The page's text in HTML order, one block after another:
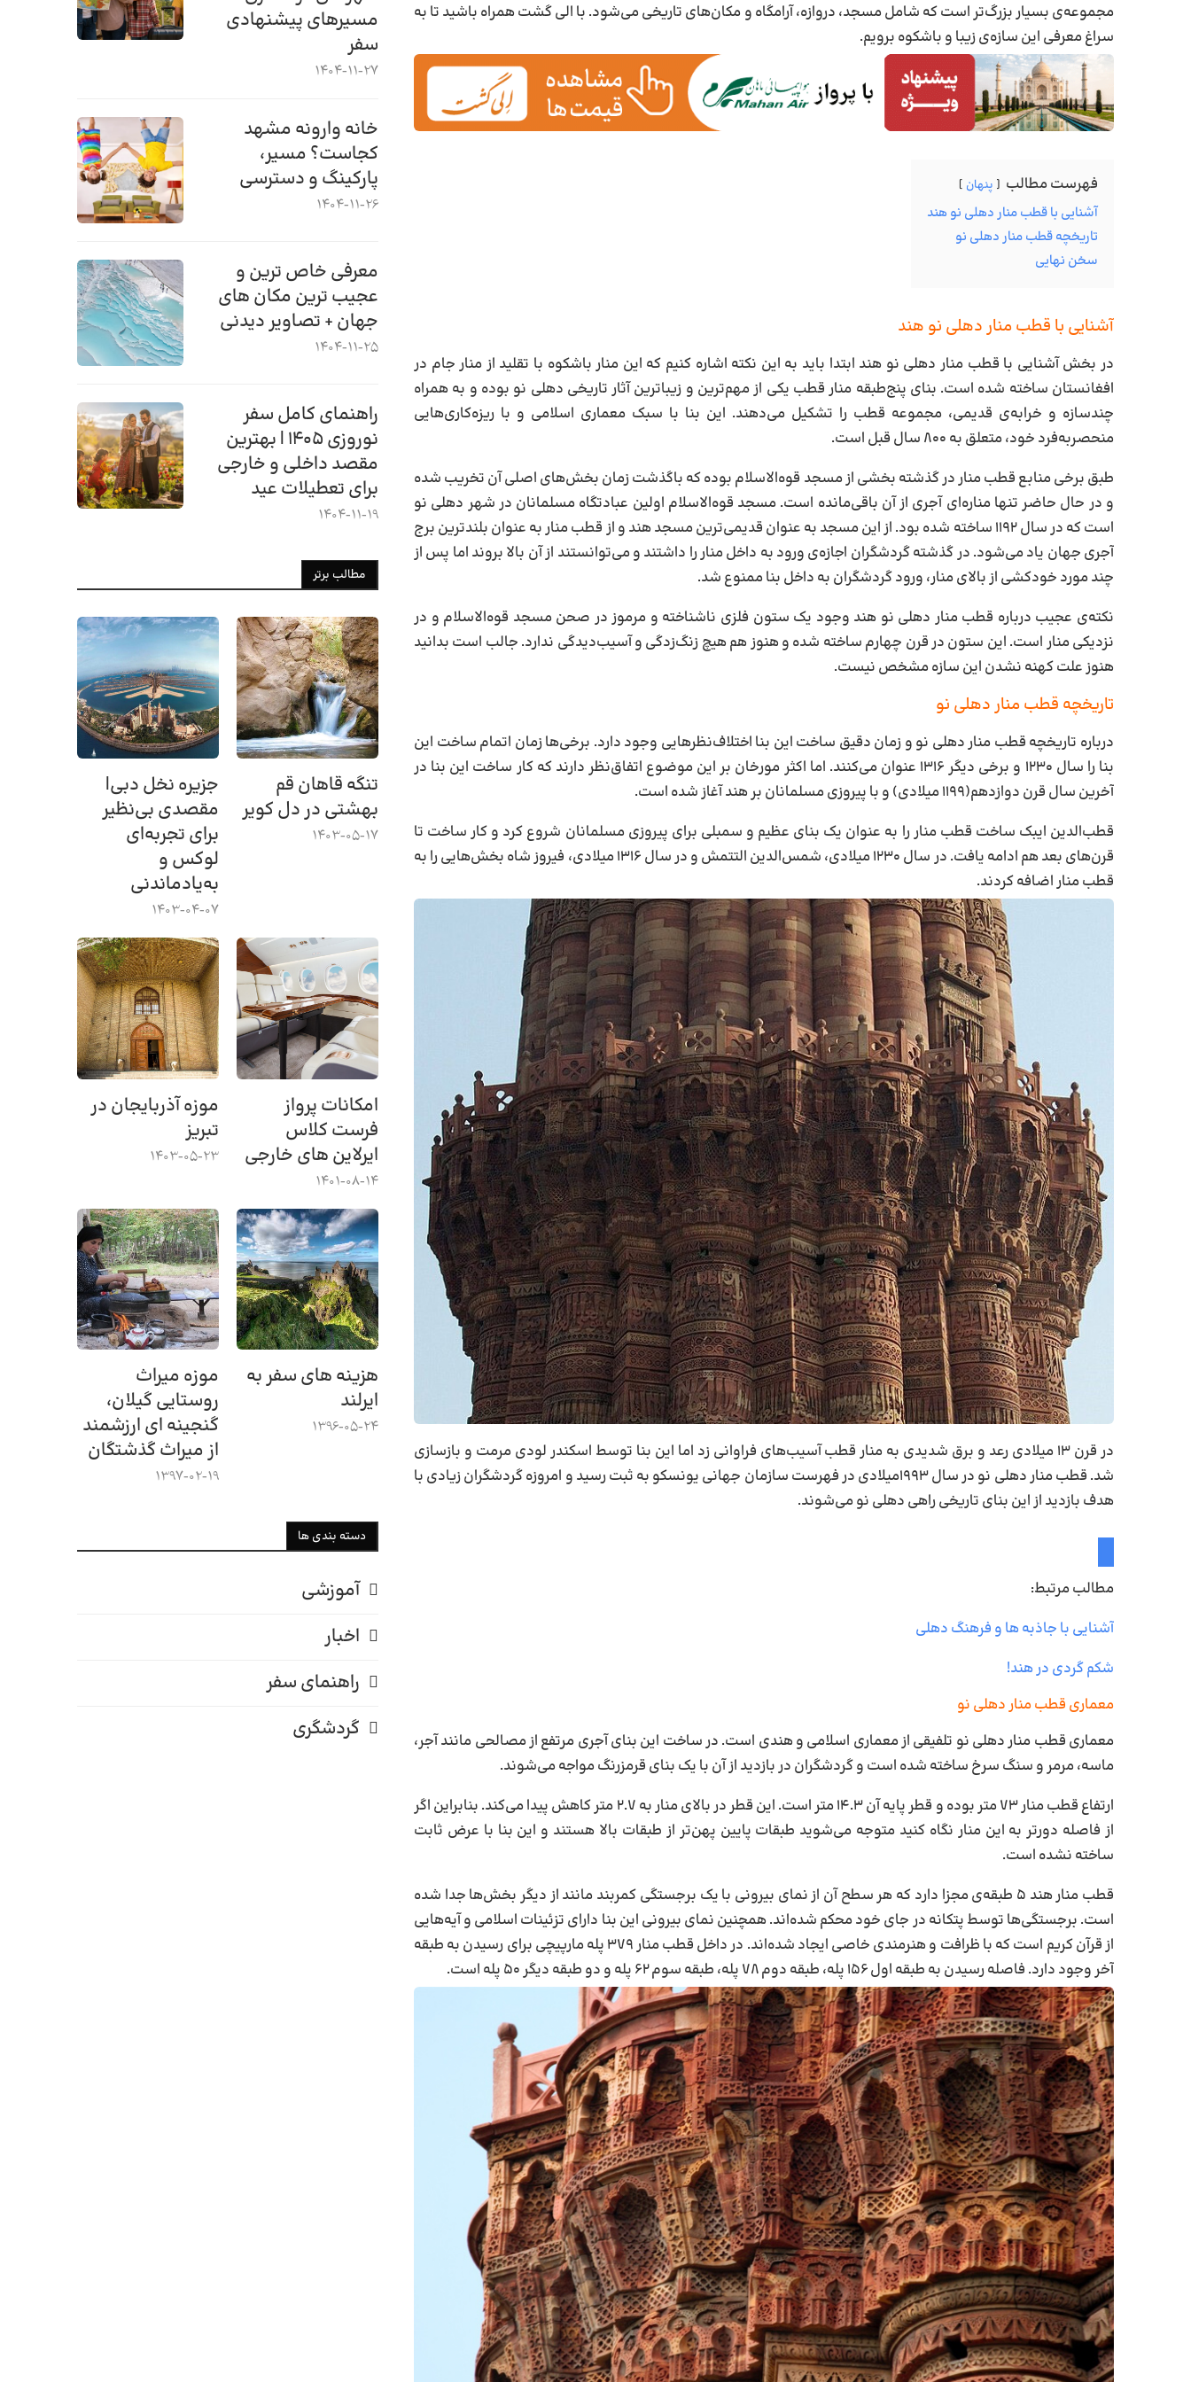
مجموعه‌ی بسیار بزرگ‌تر است که شامل مسجد، دروازه، آرامگاه و مکان‌های تاریخی می‌شود. با الی گشت همراه باشید تا به
سراغ معرفی این سازه‌ی زیبا و باشکوه برویم.
فهرست مطالب پنهان
آشنایی با قطب منار دهلی نو هند
تاریخچه قطب منار دهلی نو
سخن نهایی
آشنایی با قطب منار دهلی نو هند
در بخش آشنایی با قطب منار دهلی نو هند ابتدا باید به این نکته اشاره کنیم که این منار باشکوه با تقلید از منار جام در
افغانستان ساخته شده است. بنای پنج‌طبقه منار قطب یکی از مهم‌ترین و زیباترین آثار تاریخی دهلی نو بوده و به همراه
چندسازه و خرابه‌ی قدیمی، مجموعه قطب را تشکیل می‌دهند. این بنا با سبک معماری اسلامی و با ریزه‌کاری‌هایی
منحصربه‌فرد خود، متعلق به ۸۰۰ سال قبل است.
طبق برخی منابع قطب منار در گذشته بخشی از مسجد قوه‌الاسلام بوده که باگذشت زمان بخش‌های اصلی آن تخریب شده
و در حال حاضر تنها مناره‌ای آجری از آن باقی‌مانده است. مسجد قوه‌الاسلام اولین عبادتگاه مسلمانان در شهر دهلی نو
است که در سال ۱۱۹۲ ساخته شده بود. از این مسجد به عنوان قدیمی‌ترین مسجد هند و از قطب منار به عنوان بلندترین برج
آجری جهان یاد می‌شود. در گذشته گردشگران اجازه‌ی ورود به داخل منار را داشتند و می‌توانستند از آن بالا بروند اما پس از
چند مورد خودکشی از بالای منار، ورود گردشگران به داخل بنا ممنوع شد.
نکته‌ی عجیب درباره قطب منار دهلی نو هند وجود یک ستون فلزی ناشناخته و مرموز در صحن مسجد قوه‌الاسلام و در
نزدیکی منار است. این ستون در قرن چهارم ساخته شده و هنوز هم هیچ زنگ‌زدگی و آسیب‌دیدگی ندارد. جالب است بدانید
هنوز علت کهنه نشدن این سازه مشخص نیست.
تاریخچه قطب منار دهلی نو
درباره تاریخچه قطب منار دهلی نو و زمان دقیق ساخت این بنا اختلاف‌نظرهایی وجود دارد. برخی‌ها زمان اتمام ساخت این
بنا را سال ۱۲۳۰ و برخی دیگر ۱۳۱۶ عنوان می‌کنند. اما اکثر مورخان بر این موضوع اتفاق‌نظر دارند که کار ساخت این بنا در
آخرین سال قرن دوازدهم(۱۱۹۹ میلادی) و با پیروزی مسلمانان بر هند آغاز شده است.
قطب‌الدین ایبک ساخت قطب منار را به عنوان یک بنای عظیم و سمبلی برای پیروزی مسلمانان شروع کرد و کار ساخت تا
قرن‌های بعد هم ادامه یافت. در سال ۱۲۳۰ میلادی، شمس‌الدین التتمش و در سال ۱۳۱۶ میلادی، فیروز شاه بخش‌هایی را به
قطب منار اضافه کردند.
در قرن ۱۳ میلادی رعد و برق شدیدی به منار قطب آسیب‌های فراوانی زد اما این بنا توسط اسکندر لودی مرمت و بازسازی
شد. قطب منار دهلی نو در سال ۱۹۹۳میلادی در فهرست سازمان جهانی یونسکو به ثبت رسید و امروزه گردشگران زیادی با
هدف بازدید از این بنای تاریخی راهی دهلی نو می‌شوند.
مطالب مرتبط:
آشنایی با جاذبه ها و فرهنگ دهلی
شکم گردی در هند!
معماری قطب منار دهلی نو
معماری قطب منار دهلی نو تلفیقی از معماری اسلامی و هندی است. در ساخت این بنای آجری مرتفع از مصالحی مانند آجر،
ماسه، مرمر و سنگ سرخ ساخته شده است و گردشگران در بازدید از آن با یک بنای قرمزرنگ مواجه می‌شوند.
ارتفاع قطب منار ۷۳ متر بوده و قطر پایه آن ۱۴.۳ متر است. این قطر در بالای منار به ۲.۷ متر کاهش پیدا می‌کند. بنابراین اگر
از فاصله دورتر به این منار نگاه کنید متوجه می‌شوید طبقات پایین پهن‌تر از طبقات بالا هستند و این بنا با عرض ثابت
ساخته نشده است.
قطب منار هند ۵ طبقه‌ی مجزا دارد که هر سطح آن از نمای بیرونی با یک برجستگی کمربند مانند از دیگر بخش‌ها جدا شده
است. برجستگی‌ها توسط پتکانه در جای خود محکم شده‌اند. همچنین نمای بیرونی این بنا دارای تزئینات اسلامی و آیه‌هایی
از قرآن کریم است که با ظرافت و هنرمندی خاصی ایجاد شده‌اند. در داخل قطب منار ۳۷۹ پله‌ مارپیچی برای رسیدن به طبقه
آخر وجود دارد. فاصله رسیدن به طبقه اول ۱۵۶ پله، طبقه دوم ۷۸ پله، طبقه سوم ۶۲ پله و دو طبقه دیگر ۵۰ پله است.
مسیرهای پیشنهادی
سفر
1404-11-27
خانه وارونه مشهد
کجاست؟ مسیر،
پارکینگ و دسترسی
1404-11-26
معرفی خاص ترین و
عجیب ترین مکان های
جهان + تصاویر دیدنی
1404-11-25
راهنمای کامل سفر
نوروزی ۱۴۰۵ | بهترین
مقصد داخلی و خارجی
برای تعطیلات عید
1404-11-19
مطالب برتر
تنگه قاهان قم
بهشتی در دل کویر
1403-05-17
جزیره نخل دبی|
مقصدی بی‌نظیر
برای تجربه‌ای
لوکس و
به‌یادماندنی
1403-04-07
امکانات پرواز
فرست کلاس
ایرلاین های خارجی
1401-08-14
موزه آذربایجان در
تبریز
1403-05-23
هزینه های سفر به
ایرلند
1396-05-24
موزه میراث
روستایی گیلان،
گنجینه ای ارزشمند
از میراث گذشتگان
1397-02-19
دسته بندی ها
آموزشی
اخبار
راهنمای سفر
گردشگری